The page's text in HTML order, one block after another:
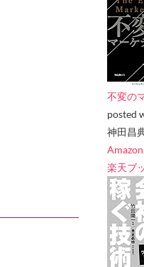
不変の
posted
神田昌
Amazon
楽天ブ